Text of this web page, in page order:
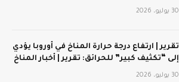
30 يوليو، 2026
تقرير | ارتفاع درجة حرارة المناخ في أوروبا يؤدي
إلى “تكثيف كبير” للحرائق: تقرير | أخبار المناخ
30 يوليو، 2026